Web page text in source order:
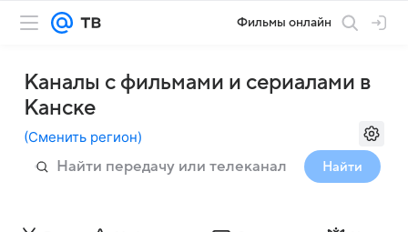
Фильмы онлайн
Каналы с фильмами и сериалами в
Канске
(Сменить регион)
Найти